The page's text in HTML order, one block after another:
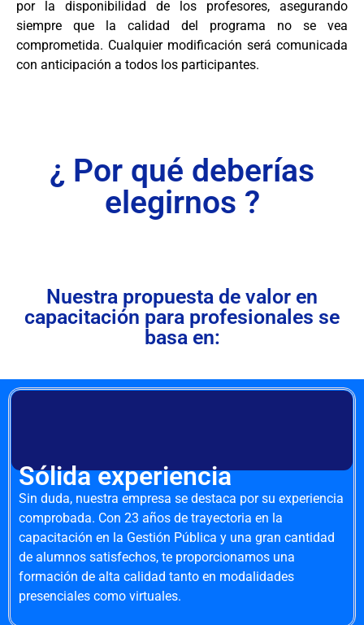
por la disponibilidad de los profesores, asegurando
siempre que la calidad del programa no se vea
comprometida. Cualquier modificación será comunicada
con anticipación a todos los participantes.
¿ Por qué deberías
elegirnos ?
Nuestra propuesta de valor en
capacitación para profesionales se
basa en:
Sólida experiencia
Sin duda, nuestra empresa se destaca por su experiencia
comprobada. Con 23 años de trayectoria en la
capacitación en la Gestión Pública y una gran cantidad
de alumnos satisfechos, te proporcionamos una
formación de alta calidad tanto en modalidades
presenciales como virtuales.